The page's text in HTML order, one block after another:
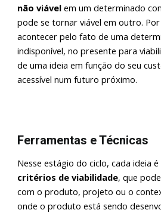
não viável emum determinado
pode se tornar viável em outro.
acontecer pelo fato de uma
indisponível, no presente para
de uma ideia em função do seu
acessível num futuro próximo.
Ferramentas e Técnicas
Nesse estágio do ciclo, cada ideia
critérios de viabilidade, que
com o produto, projeto ou o
onde o produto está sendo